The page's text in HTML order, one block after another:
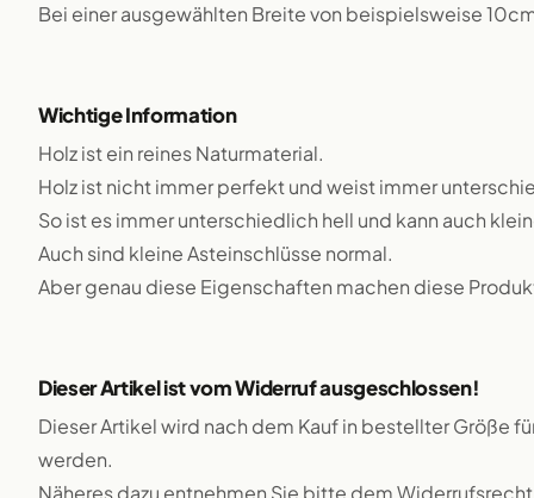
Bei einer ausgewählten Breite von beispielsweise
Wichtige Information
Holz ist ein reines Naturmaterial.
Holz ist nicht immer perfekt und weist immer
So ist es immer unterschiedlich hell und kann auch
Auch sind kleine Asteinschlüsse normal.
Aber genau diese Eigenschaften machen diese
Dieser Artikel ist vom Widerruf ausgeschlossen!
Dieser Artikel wird nach dem Kauf in bestellter Größe
werden.
Näheres dazu entnehmen Sie bitte dem